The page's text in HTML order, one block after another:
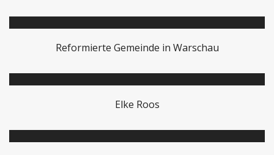
Reformierte Gemeinde in Warschau
Elke Roos